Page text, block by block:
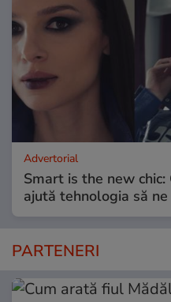
Advertorial
Smart is the new chic:
ajută tehnologia să
PARTENERI